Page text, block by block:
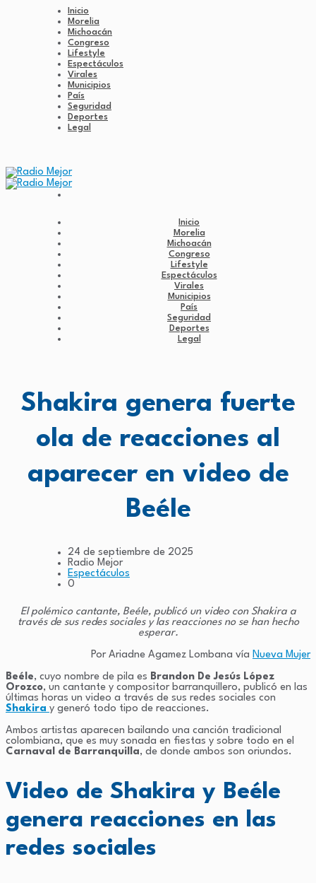
Inicio
Morelia
Michoacán
Congreso
Lifestyle
Espectáculos
Virales
Municipios
País
Seguridad
Deportes
Legal
Inicio
Morelia
Michoacán
Congreso
Lifestyle
Espectáculos
Virales
Municipios
País
Seguridad
Deportes
Legal
Shakira genera fuerte
ola de reacciones al
aparecer en video de
Beéle
24 de septiembre de 2025
Radio Mejor
Espectáculos
0
El polémico cantante, Beéle, publicó un video con Shakira a
través de sus redes sociales y las reacciones no se han hecho
esperar.
Por Ariadne Agamez Lombana vía Nueva Mujer
Beéle, cuyo nombre de pila es Brandon De Jesús López
Orozco, un cantante y compositor barranquillero, publicó en las
últimas horas un video a través de sus redes sociales con
Shakira y generó todo tipo de reacciones.
Ambos artistas aparecen bailando una canción tradicional
colombiana, que es muy sonada en fiestas y sobre todo en el
Carnaval de Barranquilla, de donde ambos son oriundos.
Video de Shakira y Beéle
genera reacciones en las
redes sociales